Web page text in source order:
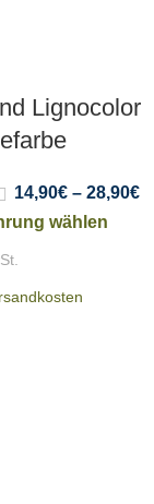
Lignocolor
14,90€– 28,90€
wählen